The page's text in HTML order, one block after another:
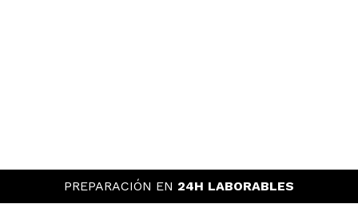
PREPARACIÓN EN 24H LABORABLES